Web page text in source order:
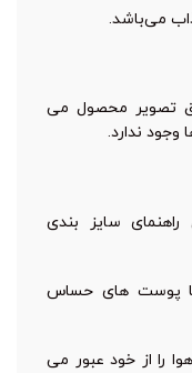
می‌باشد.
تصویر محصول می
وجود ندارد.
سایز بندی
پوست های حساس
را از خود عبور می